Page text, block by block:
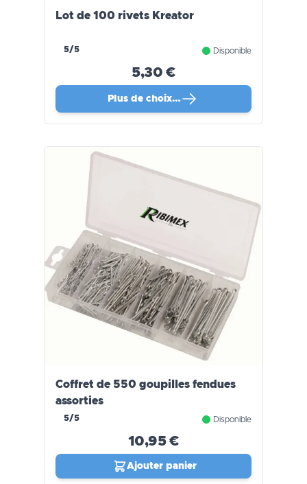
Lot de 100 rivets Kreator
5/5 Disponible
5,30 €
Plus de choix…
Coffret de 550 goupilles fendues
assorties
5/5 Disponible
10,95 €
Ajouter panier